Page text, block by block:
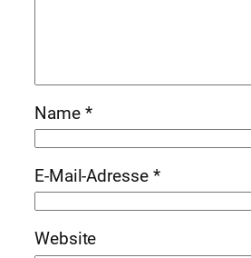
Name *
E-Mail-Adresse *
Website